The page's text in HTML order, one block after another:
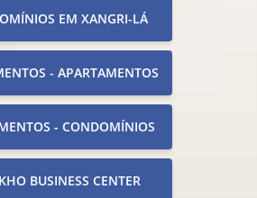
EM XANGRI-LÁ
- APARTAMENTOS
- CONDOMÍNIOS
BUSINESS CENTER